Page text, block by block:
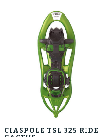
209,00€.
è:
146,00€.
CIASPOLE TSL 325 RIDE